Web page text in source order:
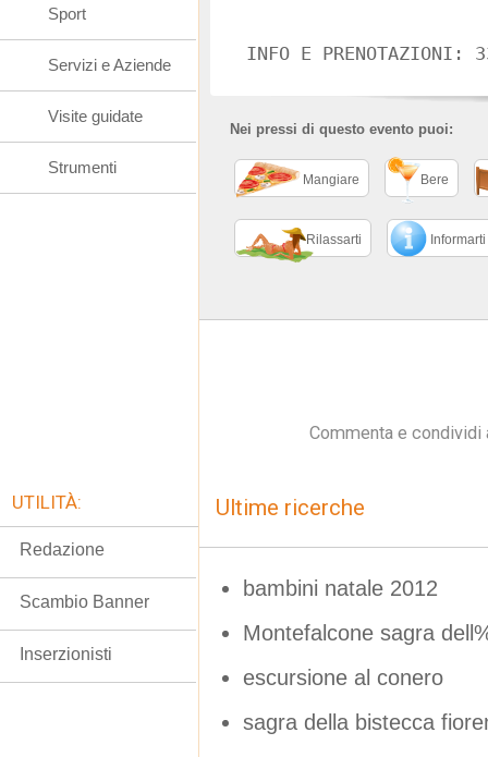
INFO E PRENOTAZIONI:
Nei pressi di questo evento puoi:
Mangiare Bere
Rilassarti Informarti
Commenta e
Ultime ricerche
bambini natale 2012
Montefalcone sagra
escursione al conero
sagra della bistecca
Sport
Servizi e Aziende
Visite guidate
Strumenti
UTILITÀ:
Redazione
Scambio Banner
Inserzionisti